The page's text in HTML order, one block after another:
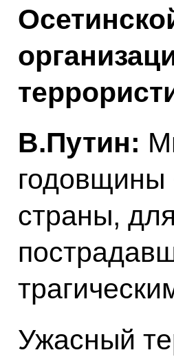
В.Путин:
годовщины
страны,
Ужасный